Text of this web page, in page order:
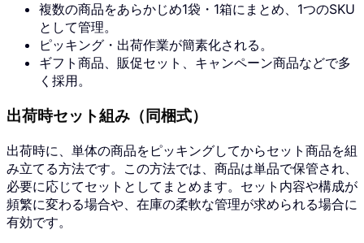
複数の商品をあらかじめ1袋・1箱にまとめ、1つのSKU
として管理。
ピッキング・出荷作業が簡素化される。
ギフト商品、販促セット、キャンペーン商品などで多
く採用。
出荷時セット組み（同梱式）
出荷時に、単体の商品をピッキングしてからセット商品を組
み立てる方法です。この方法では、商品は単品で保管され、
必要に応じてセットとしてまとめます。セット内容や構成が
頻繁に変わる場合や、在庫の柔軟な管理が求められる場合に
有効です。